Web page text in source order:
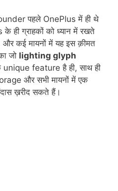
पहले OnePlus में ही थे
ही ग्राहकों को ध्यान में रखते
और कई मायनों में यह इस क़ीमत
जो lighting glyph
unique feature है ही, साथ ही
और सभी मायनों में एक
ख़रीद सकते हैं।